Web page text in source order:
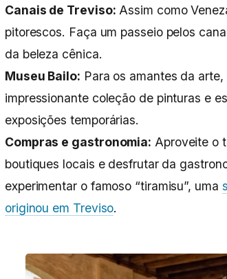
Canais de Treviso: Assim como
pitorescos. Faça um passeio pelos
da beleza cênica.
Museu Bailo: Para os amantes da
impressionante coleção de pinturas e
exposições temporárias.
Compras e gastronomia: Aproveite o
boutiques locais e desfrutar da
experimentar o famoso “tiramisu”, uma
originou em Treviso.